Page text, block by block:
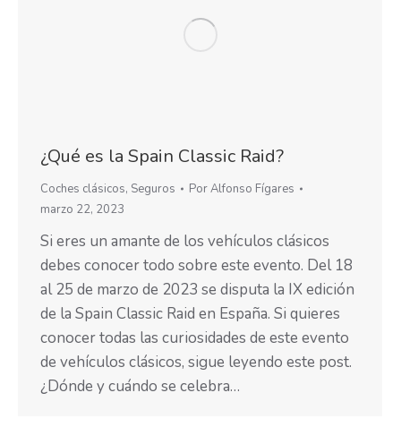
¿Qué es la Spain Classic Raid?
Coches clásicos, Seguros PorAlfonso Fígares
marzo 22, 2023
Si eres un amante de los vehículos clásicos
debes conocer todo sobre este evento. Del 18
al 25 de marzo de 2023 se disputa la IX edición
de la Spain Classic Raid en España. Si quieres
conocer todas las curiosidades de este evento
de vehículos clásicos, sigue leyendo este post.
¿Dónde y cuándo se celebra…